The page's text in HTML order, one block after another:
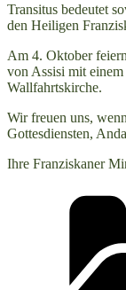
Transitus bedeutet
den Heiligen
Am 4. Oktober
von Assisi mit
Wallfahrtskirche.
Wir freuen uns,
Gottesdiensten,
Ihre Franziskaner